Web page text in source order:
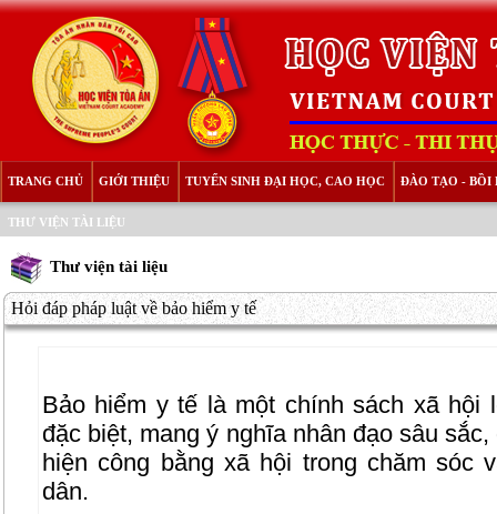
TRANG CHỦ GIỚI THIỆU TUYỂN SINH ĐẠI HỌC, CAO HỌC ĐÀO TẠO - BỒI
THƯ VIỆN TÀI LIỆU
Thư viện tài liệu
Hỏi đáp pháp luật về bảo hiểm y tế
Bảo hiểm y tế là một chính sách xã hội
đặc biệt, mang ý nghĩa nhân đạo sâu
hiện công bằng xã hội trong chăm sóc
dân.